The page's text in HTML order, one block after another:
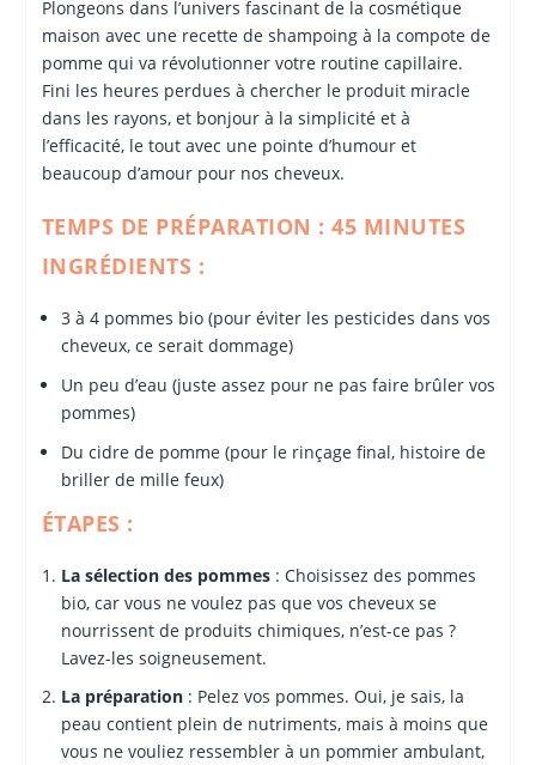
Plongeons dans l’univers fascinant de la cosmétique
maison avec une recette de shampoing à la compote de
pomme qui va révolutionner votre routine capillaire.
Fini les heures perdues à chercher le produit miracle
dans les rayons, et bonjour à la simplicité et à
l’efficacité, le tout avec une pointe d’humour et
beaucoup d’amour pour nos cheveux.
TEMPS DE PRÉPARATION : 45 MINUTES
INGRÉDIENTS :
3 à 4 pommes bio (pour éviter les pesticides dans vos
cheveux, ce serait dommage)
Un peu d’eau (juste assez pour ne pas faire brûler vos
pommes)
Du cidre de pomme (pour le rinçage final, histoire de
briller de mille feux)
ÉTAPES :
La sélection des pommes: Choisissez des pommes
bio, car vous ne voulez pas que vos cheveux se
nourrissent de produits chimiques, n’est-ce pas ?
Lavez-les soigneusement.
La préparation: Pelez vos pommes. Oui, je sais, la
peau contient plein de nutriments, mais à moins que
vous ne vouliez ressembler à un pommier ambulant,